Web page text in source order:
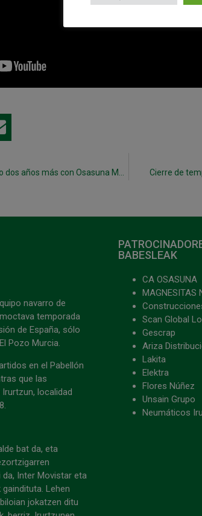
Cierre de
navarro de
temporada
de España, sólo
Pozo Murcia.
en el Pabellón
que las
localidad
bat da, eta
Inter Movistar eta
Lehen
jokatzen ditu
BABESLEAK
CA OSASUNA
MAGNESITAS
Scan Global
Gescrap
Ariza
Lakita
Elektra
Flores Núñez
Unsain Grupo
Neumáticos